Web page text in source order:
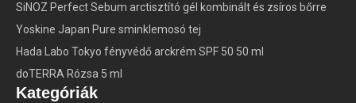
SiNOZ Perfect Sebum arctisztító gél kombinált és zsíros bőrre
Yoskine Japan Pure sminklemosó tej
Hada Labo Tokyo fényvédő arckrém SPF 50 50 ml
doTERRA Rózsa 5 ml
Kategóriák